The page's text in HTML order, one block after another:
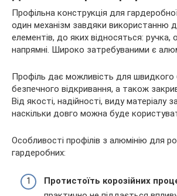
Профільна конструкція для
один механізм завдяки використанню
елементів, до яких відносяться: ручка,
напрямні. Широко затребуваними є
Профіль дає можливість для швидкого
безпечного відкривання, а також
Від якості, надійності, виду матеріалу
наскільки довго можна буде
Особливості профілів з алюмінію для
гардеробних:
Протистоїть корозійних